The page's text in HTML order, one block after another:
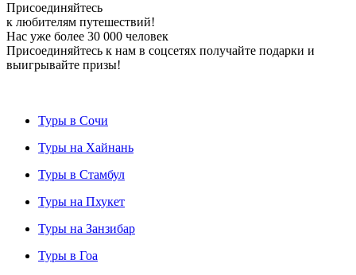
Присоединяйтесь
к любителям путешествий!
Нас уже более 30 000 человек
Присоединяйтесь к нам в соцсетях получайте подарки и
выигрывайте призы!
Туры в Сочи
Туры на Хайнань
Туры в Стамбул
Туры на Пхукет
Туры на Занзибар
Туры в Гоа